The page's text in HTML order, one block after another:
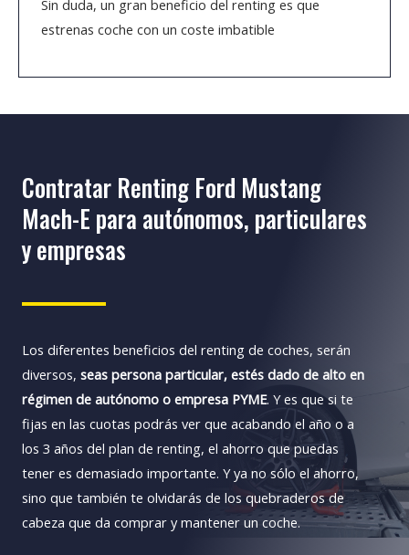
Sin duda, un gran beneficio del renting es que
estrenas coche con un coste imbatible
Contratar Renting Ford Mustang
Mach-E para autónomos, particulares
y empresas
Los diferentes beneficios del renting de coches, serán
diversos, seas persona particular, estés dado de alto en
régimen de autónomo o empresa PYME. Y es que si te
fijas en las cuotas podrás ver que acabando el año o a
los 3 años del plan de renting, el ahorro que puedas
tener es demasiado importante. Y ya no sólo el ahorro,
sino que también te olvidarás de los quebraderos de
cabeza que da comprar y mantener un coche.